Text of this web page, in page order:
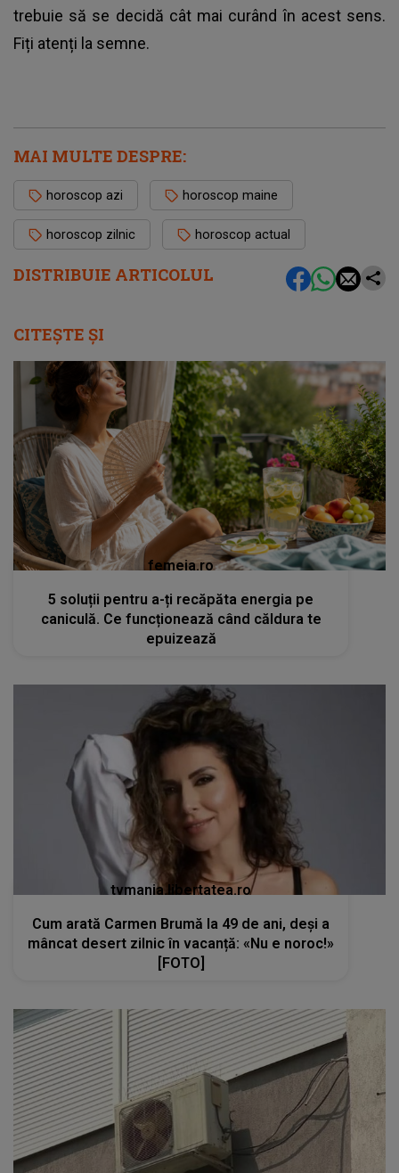
DISTRIBUIE ARTICOLUL
trebuie să se decidă cât mai curând în acest sens.
Fiți atenți la semne.
MAI MULTE DESPRE:
horoscop azi horoscop maine
horoscop zilnic horoscop actual
CITEȘTE ȘI
femeia.ro
5 soluții pentru a-ți recăpăta energia pe
caniculă. Ce funcționează când căldura te
epuizează
tvmania.libertatea.ro
Cum arată Carmen Brumă la 49 de ani, deși a
mâncat desert zilnic în vacanță: «Nu e noroc!»
[FOTO]